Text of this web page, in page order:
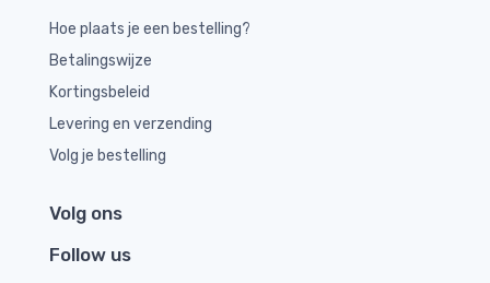
Hoe plaats je een bestelling?
Betalingswijze
Kortingsbeleid
Levering en verzending
Volg je bestelling
Volg ons
Follow us